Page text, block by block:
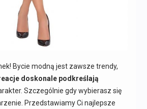
Bycie modną jest zawsze trendy,
doskonale podkreślają
Szczególnie gdy wybierasz się
Przedstawiamy Ci najlepsze